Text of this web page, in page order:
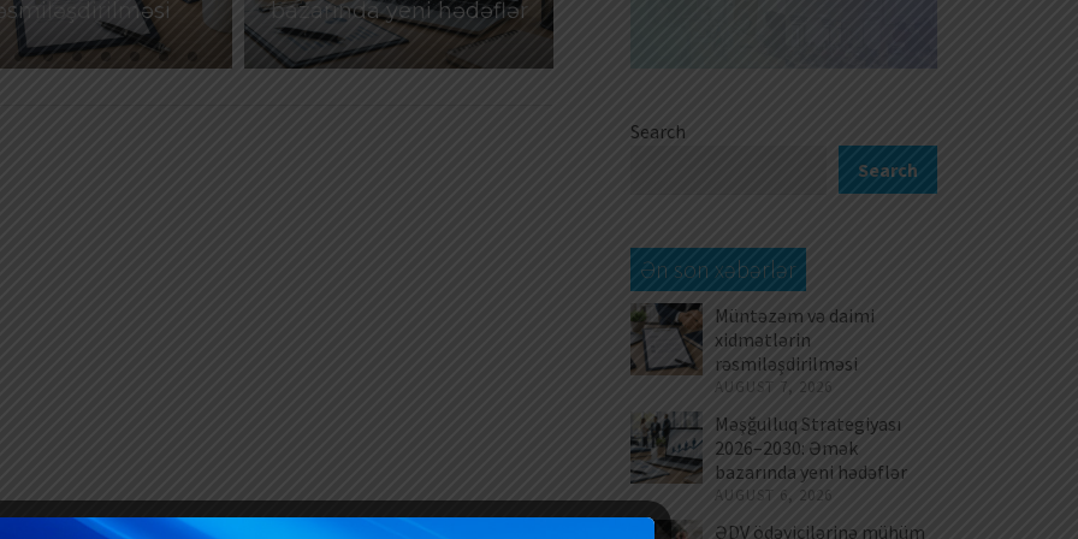
bazarında yeni hədəflər
Search
Search
Ən son xəbərlər
Müntəzəm və daimi
xidmətlərin
rəsmiləşdirilməsi
AUGUST 7, 2026
Məşğulluq Strategiyası
2026–2030: Əmək
bazarında yeni hədəflər
AUGUST 6, 2026
ƏDV ödəyicilərinə mühüm